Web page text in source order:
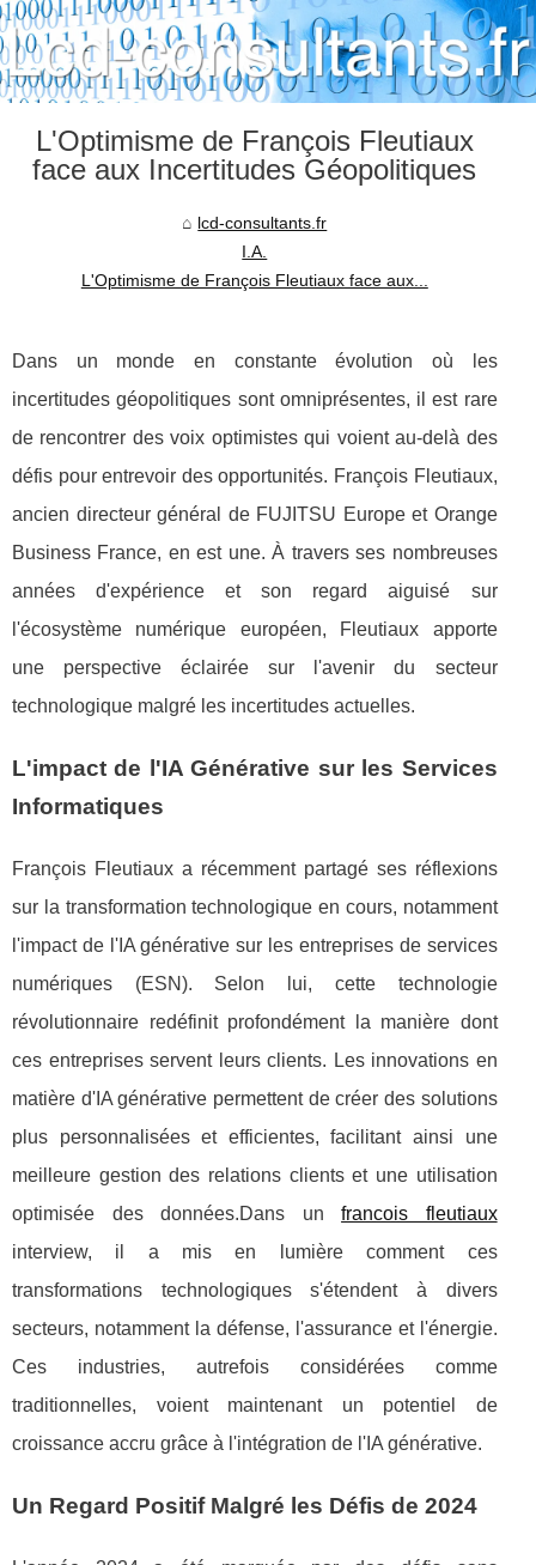
L'Optimisme de François Fleutiaux
face aux Incertitudes Géopolitiques
lcd-consultants.fr
I.A.
L'Optimisme de François Fleutiaux face aux...
Dans un monde en constante évolution où les
incertitudes géopolitiques sont omniprésentes, il est rare
de rencontrer des voix optimistes qui voient au-delà des
défis pour entrevoir des opportunités. François Fleutiaux,
ancien directeur général de FUJITSU Europe et Orange
Business France, en est une. À travers ses nombreuses
années d'expérience et son regard aiguisé sur
l'écosystème numérique européen, Fleutiaux apporte
une perspective éclairée sur l'avenir du secteur
technologique malgré les incertitudes actuelles.
L'impact de l'IA Générative sur les Services
Informatiques
François Fleutiaux a récemment partagé ses réflexions
sur la transformation technologique en cours, notamment
l'impact de l'IA générative sur les entreprises de services
numériques (ESN). Selon lui, cette technologie
révolutionnaire redéfinit profondément la manière dont
ces entreprises servent leurs clients. Les innovations en
matière d'IA générative permettent de créer des solutions
plus personnalisées et efficientes, facilitant ainsi une
meilleure gestion des relations clients et une utilisation
optimisée des données.Dans unfrancois fleutiaux
interview, il a mis en lumière comment ces
transformations technologiques s'étendent à divers
secteurs, notamment la défense, l'assurance et l'énergie.
Ces industries, autrefois considérées comme
traditionnelles, voient maintenant un potentiel de
croissance accru grâce à l'intégration de l'IA générative.
Un Regard Positif Malgré les Défis de 2024